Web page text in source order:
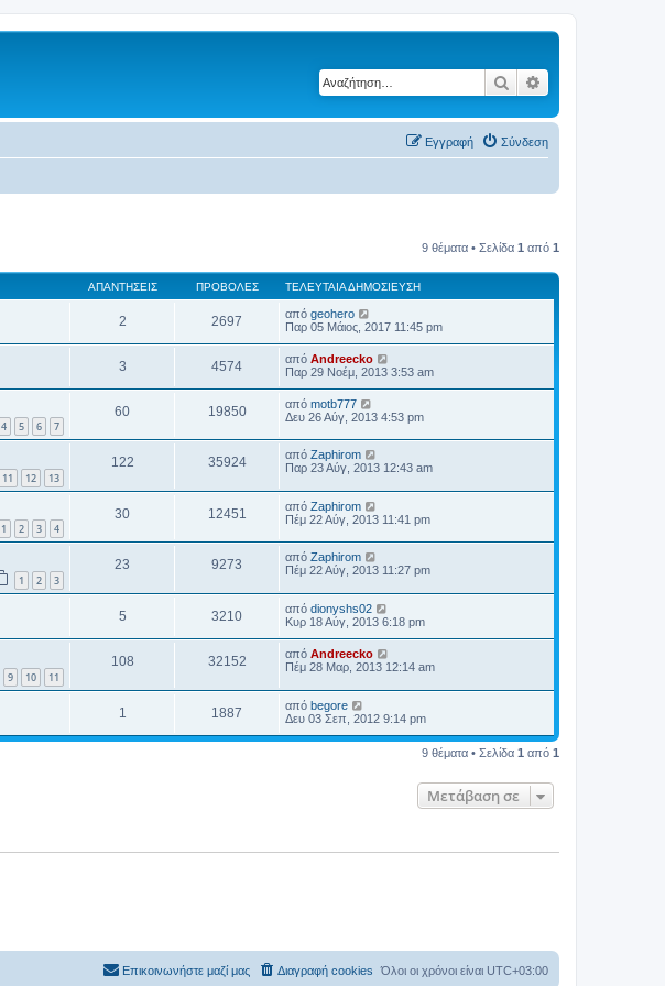
Αναζήτηση
Σύνδεση
Εγγραφή
9 θέματα • Σελίδα 1 από 1
ΑΠΑΝΤΉΣΕΙΣ ΠΡΟΒΟΛΈΣ ΤΕΛΕΥΤΑΊΑ ΔΗΜΟΣΊΕΥΣΗ
2 2697 από geohero
Παρ 05 Μάιος, 2017 11:45 pm
3 4574 από Andreecko
Παρ 29 Νοέμ, 2013 3:53 am
4 5 6 7
60 19850 από motb777
Δευ 26 Αύγ, 2013 4:53 pm
11 12 13
122 35924 από Zaphirom
Παρ 23 Αύγ, 2013 12:43 am
1 2 3 4
30 12451 από Zaphirom
Πέμ 22 Αύγ, 2013 11:41 pm
1 2 3
23 9273 από Zaphirom
Πέμ 22 Αύγ, 2013 11:27 pm
5 3210 από dionyshs02
Κυρ 18 Αύγ, 2013 6:18 pm
9 10 11
108 32152 από Andreecko
Πέμ 28 Μαρ, 2013 12:14 am
1 1887 από begore
Δευ 03 Σεπ, 2012 9:14 pm
9 θέματα • Σελίδα 1 από 1
Μετάβαση σε
Όλοι οι χρόνοι είναι UTC+03:00
Διαγραφή cookies
Επικοινωνήστε μαζί μας